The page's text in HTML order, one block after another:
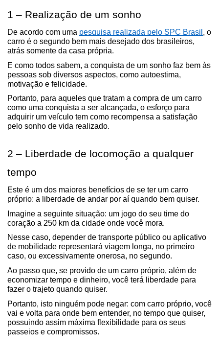
1 – Realização de um sonho
De acordo com uma pesquisa realizada pelo SPC Brasil , o
carro é o segundo bem mais desejado dos brasileiros,
atrás somente da casa própria.
E como todos sabem, a conquista de um sonho faz bem às
pessoas sob diversos aspectos, como autoestima,
motivação e felicidade.
Portanto, para aqueles que tratam a compra de um carro
como uma conquista a ser alcançada, o esforço para
adquirir um veículo tem como recompensa a satisfação
pelo sonho de vida realizado.
2 – Liberdade de locomoção a qualquer
tempo
Este é um dos maiores benefícios de se ter um carro
próprio: a liberdade de andar por aí quando bem quiser.
Imagine a seguinte situação: um jogo do seu time do
coração a 250 km da cidade onde você mora.
Nesse caso, depender de transporte público ou aplicativo
de mobilidade representará viagem longa, no primeiro
caso, ou excessivamente onerosa, no segundo.
Ao passo que, se provido de um carro próprio, além de
economizar tempo e dinheiro, você terá liberdade para
fazer o trajeto quando quiser.
Portanto, isto ninguém pode negar: com carro próprio, você
vai e volta para onde bem entender, no tempo que quiser,
possuindo assim máxima flexibilidade para os seus
passeios e compromissos.